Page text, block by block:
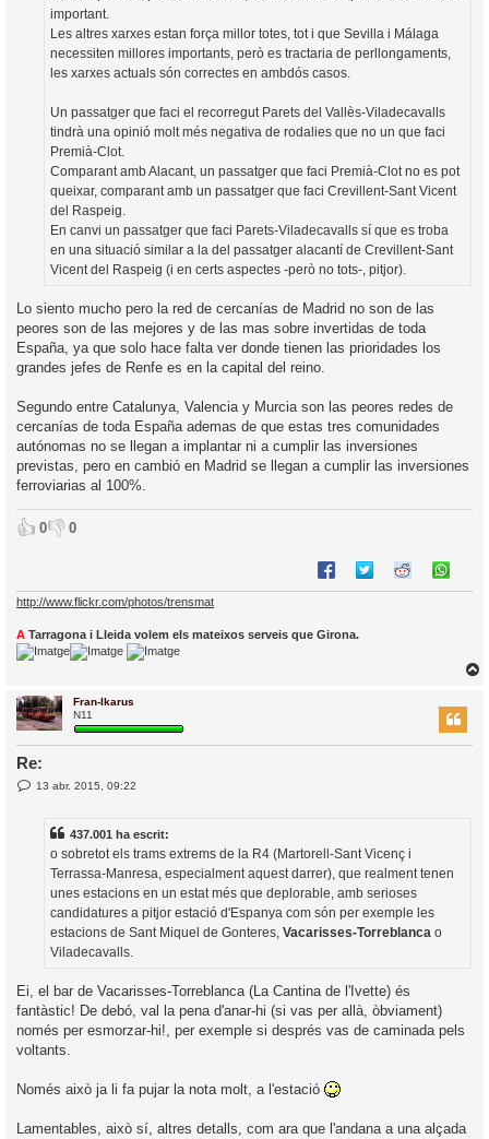
important.
Les altres xarxes estan força millor totes, tot i que Sevilla i Málaga
necessiten millores importants, però es tractaria de perllongaments,
les xarxes actuals són correctes en ambdós casos.
Un passatger que faci el recorregut Parets del Vallès-Viladecavalls
tindrà una opinió molt més negativa de rodalies que no un que faci
Premià-Clot.
Comparant amb Alacant, un passatger que faci Premià-Clot no es pot
queixar, comparant amb un passatger que faci Crevillent-Sant Vicent
del Raspeig.
En canvi un passatger que faci Parets-Viladecavalls sí que es troba
en una situació similar a la del passatger alacantí de Crevillent-Sant
Vicent del Raspeig (i en certs aspectes -però no tots-, pitjor).
Lo siento mucho pero la red de cercanías de Madrid no son de las
peores son de las mejores y de las mas sobre invertidas de toda
España, ya que solo hace falta ver donde tienen las prioridades los
grandes jefes de Renfe es en la capital del reino.
Segundo entre Catalunya, Valencia y Murcia son las peores redes de
cercanías de toda España ademas de que estas tres comunidades
autónomas no se llegan a implantar ni a cumplir las inversiones
previstas, pero en cambió en Madrid se llegan a cumplir las inversiones
ferroviarias al 100%.
👍 0👎 0
http://www.flickr.com/photos/trensmat
A Tarragona i Lleida volem els mateixos serveis que Girona.
Fran-Ikarus
N11
Re:
E13 abr. 2015, 09:22
437.001 ha escrit:
o sobretot els trams extrems de la R4 (Martorell-Sant Vicenç i
Terrassa-Manresa, especialment aquest darrer), que realment tenen
unes estacions en un estat més que deplorable, amb serioses
candidatures a pitjor estació d'Espanya com són per exemple les
estacions de Sant Miquel de Gonteres, Vacarisses-Torreblanca o
Viladecavalls.
Ei, el bar de Vacarisses-Torreblanca (La Cantina de l'Ivette) és
fantàstic! De debó, val la pena d'anar-hi (si vas per allà, òbviament)
només per esmorzar-hi!, per exemple si després vas de caminada pels
voltants.
Només això ja li fa pujar la nota molt, a l'estació
Lamentables, això sí, altres detalls, com ara que l'andana a una alçada